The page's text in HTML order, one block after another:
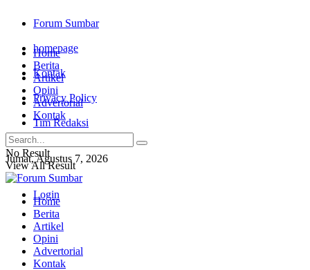
Forum Sumbar
homepage
Kontak
Privacy Policy
Tim Redaksi
Jumat, Agustus 7, 2026
Login
Home
Berita
Artikel
Opini
Advertorial
Kontak
No Result
View All Result
Home
Berita
Artikel
Opini
Advertorial
Kontak